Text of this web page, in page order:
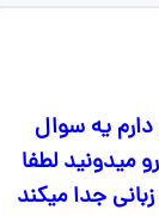
دارم یه سوال
میدونید لطفا
جدا میکند